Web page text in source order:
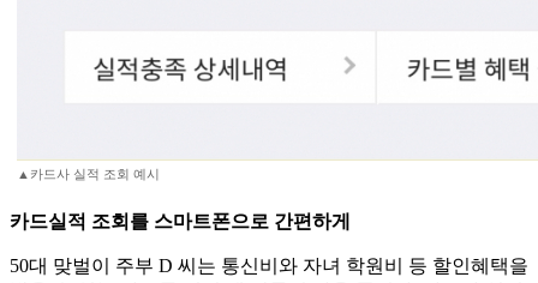
▲카드사 실적 조회 예시
카드실적 조회를 스마트폰으로 간편하게
50대 맞벌이 주부 D 씨는 통신비와 자녀 학원비 등 할인혜택을